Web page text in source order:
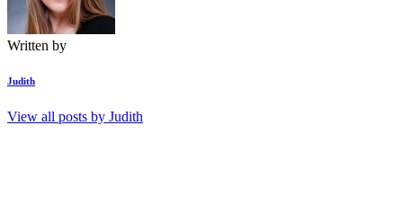
Written by
Judith
View all posts by Judith